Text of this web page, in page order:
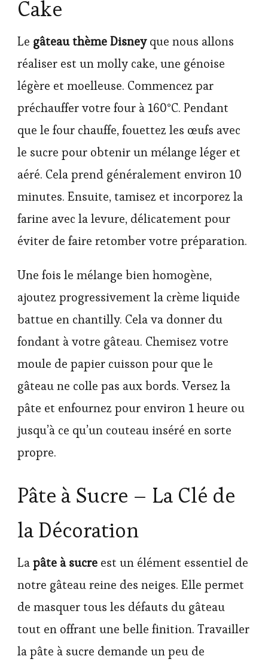
Cake
Le gâteau thème Disneyque nous allons
réaliser est un molly cake, une génoise
légère et moelleuse. Commencez par
préchauffer votre four à 160°C. Pendant
que le four chauffe, fouettez les œufs avec
le sucre pour obtenir un mélange léger et
aéré. Cela prend généralement environ 10
minutes. Ensuite, tamisez et incorporez la
farine avec la levure, délicatement pour
éviter de faire retomber votre préparation.
Une fois le mélange bien homogène,
ajoutez progressivement la crème liquide
battue en chantilly. Cela va donner du
fondant à votre gâteau. Chemisez votre
moule de papier cuisson pour que le
gâteau ne colle pas aux bords. Versez la
pâte et enfournez pour environ 1 heure ou
jusqu’à ce qu’un couteau inséré en sorte
propre.
Pâte à Sucre – La Clé de
la Décoration
Lapâte à sucre est un élément essentiel de
notre gâteau reine des neiges. Elle permet
de masquer tous les défauts du gâteau
tout en offrant une belle finition. Travailler
la pâte à sucre demande un peu de